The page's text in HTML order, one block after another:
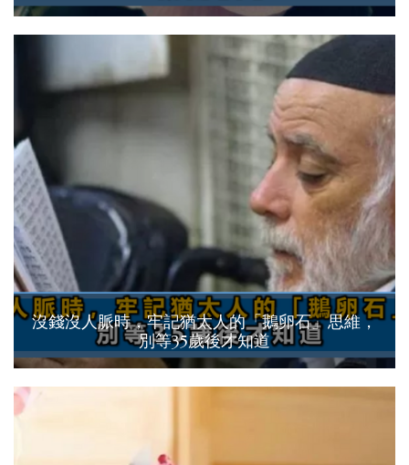
沒錢沒人脈時，牢記猶太人的「鵝卵石」思維，
別等35歲後才知道